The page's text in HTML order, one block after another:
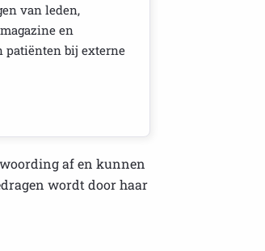
van leden,
en
patiënten bij externe
af en kunnen
wordt door haar